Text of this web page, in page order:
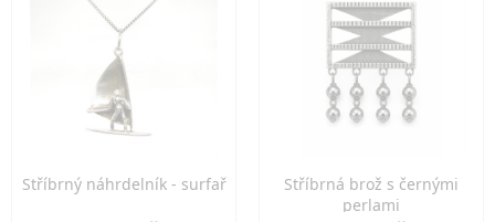
Stříbrný náhrdelník - surfař
Stříbrná brož s černými
perlami